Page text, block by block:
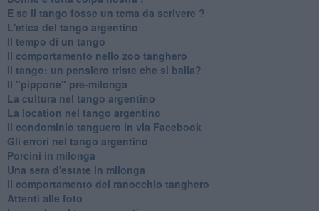
E se il tango fosse un tema da scrivere ?
L'etica del tango argentino
Il tempo di un tango
Il comportamento nello zoo tanghero
Il tango: un pensiero triste che si balla?
Il "pippone" pre-milonga
La cultura nel tango argentino
La location nel tango argentino
Il condominio tanguero in via Facebook
Gli errori nel tango argentino
Porcini in milonga
Una sera d'estate in milonga
Il comportamento del ranocchio tanghero
Attenti alle foto